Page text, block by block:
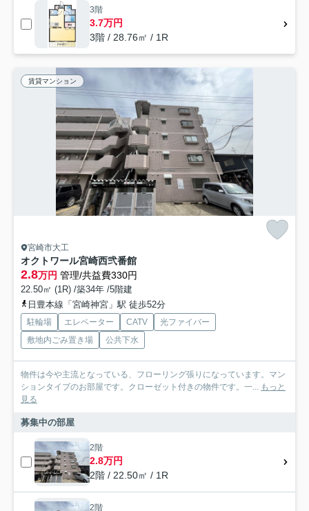
3階
3.7万円
3階 / 28.76㎡ / 1R
賃貸マンション
宮崎市大工
オクトワール宮崎西弐番館
2.8万円 管理/共益費330円
22.50㎡ (1R) /築34年 /5階建
日豊本線「宮崎神宮」駅 徒歩52分
駐輪場 エレベーター CATV
光ファイバー
敷地内ごみ置き場
公共下水
物件は今や主流となっている、フローリング張りになっています。マン
ションタイプのお部屋です。クローゼット付きの物件です。一... もっと
見る
募集中の部屋
2階
2.8万円
2階 / 22.50㎡ / 1R
2階